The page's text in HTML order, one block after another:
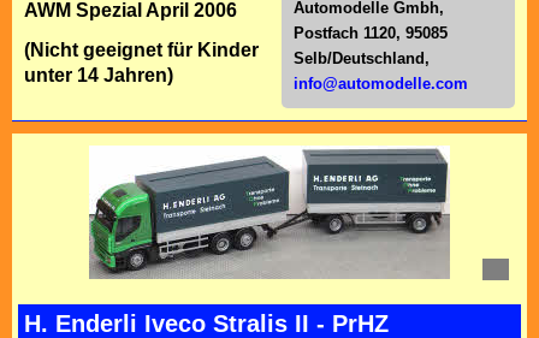
Automodelle Gmbh,
Postfach 1120, 95085
Selb/Deutschl and,
info@automodelle.com
AWM Spezial April 2006
(Nicht geeignet für Kinder
unter 14 Jahren)
H. Enderli Iveco Stralis II - PrHZ